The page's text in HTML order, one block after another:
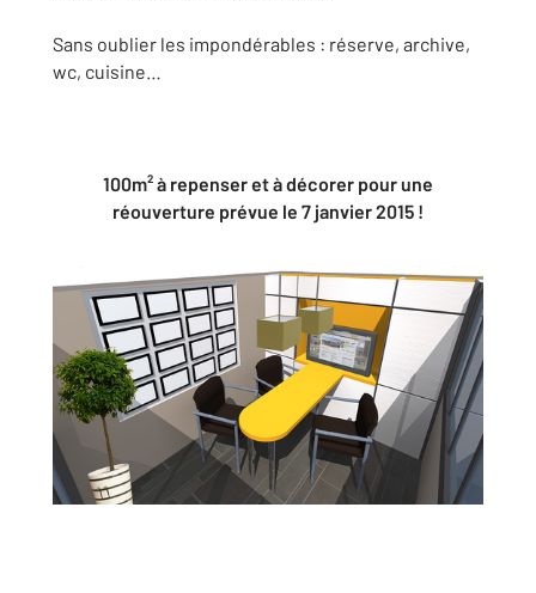
Sans oublier les impondérables : réserve, archive,
wc, cuisine…
100m² à repenser et à décorer pour une
réouverture prévue le 7 janvier 2015 !